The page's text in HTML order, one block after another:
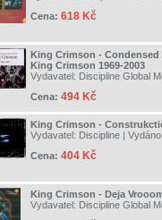
Cena: 618 Kč
King Crimson - Condensed
King Crimson 1969-2003
Vydavatel: Discipline Global
Cena: 494 Kč
King Crimson -
Vydavatel: Discipline | Vydáno:
Cena: 404 Kč
King Crimson - Deja
Vydavatel: Discipline Global